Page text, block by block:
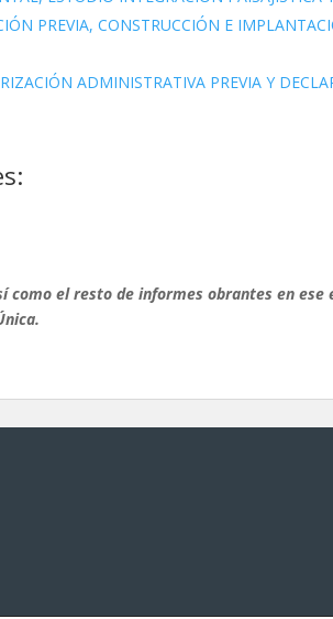
PREVIA, CONSTRUCCIÓN E
ADMINISTRATIVA PREVIA Y
el resto de informes obrantes en ese